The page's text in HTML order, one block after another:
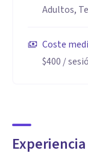
Adultos,
Coste
$400 /
Experiencia